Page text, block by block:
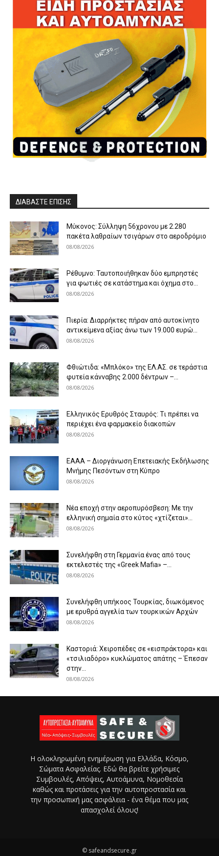
ΔΙΑΒΑΣΤΕ ΕΠΙΣΗΣ
Μύκονος: Σύλληψη 56χρονου με 2.280
πακέτα λαθραίων τσιγάρων στο αεροδρόμιο
08/08/2026
Ρέθυμνο: Ταυτοποιήθηκαν δύο εμπρηστές
για φωτιές σε κατάστημα και όχημα στο...
08/08/2026
Πιερία: Διαρρήκτες πήραν από αυτοκίνητο
αντικείμενα αξίας άνω των 19.000 ευρώ...
08/08/2026
Φθιώτιδα: «Μπλόκο» της ΕΛ.ΑΣ. σε τεράστια
φυτεία κάνναβης 2.000 δέντρων –...
08/08/2026
Ελληνικός Ερυθρός Σταυρός: Τι πρέπει να
περιέχει ένα φαρμακείο διακοπών
08/08/2026
ΕΑΑΑ – Διοργάνωση Επετειακής Εκδήλωσης
Μνήμης Πεσόντων στη Κύπρο
08/08/2026
Νέα εποχή στην αεροπυρόσβεση: Με την
ελληνική σημαία στο κύτος «χτίζεται»...
08/08/2026
Συνελήφθη στη Γερμανία ένας από τους
εκτελεστές της «Greek Mafia» –...
08/08/2026
Συνελήφθη υπήκοος Τουρκίας, διωκόμενος
με ερυθρά αγγελία των τουρκικών Αρχών
08/08/2026
Καστοριά: Χειροπέδες σε «εισπράκτορα» και
«τσιλιαδόρο» κυκλώματος απάτης – Έπεσαν
στην...
08/08/2026
Η ολοκληρωμένη ενημέρωση για Ελλάδα, Κόσμο,
Σώματα Ασφαλείας. Εδώ θα βρείτε χρήσιμες
Συμβουλές, Απόψεις, Αυτοάμυνα, Νομοθεσία
καθώς και προτάσεις για την αυτοπροστασία και
την προσωπική μας ασφάλεια - ένα θέμα που μας
απασχολεί όλους!
© safeandsecure.gr